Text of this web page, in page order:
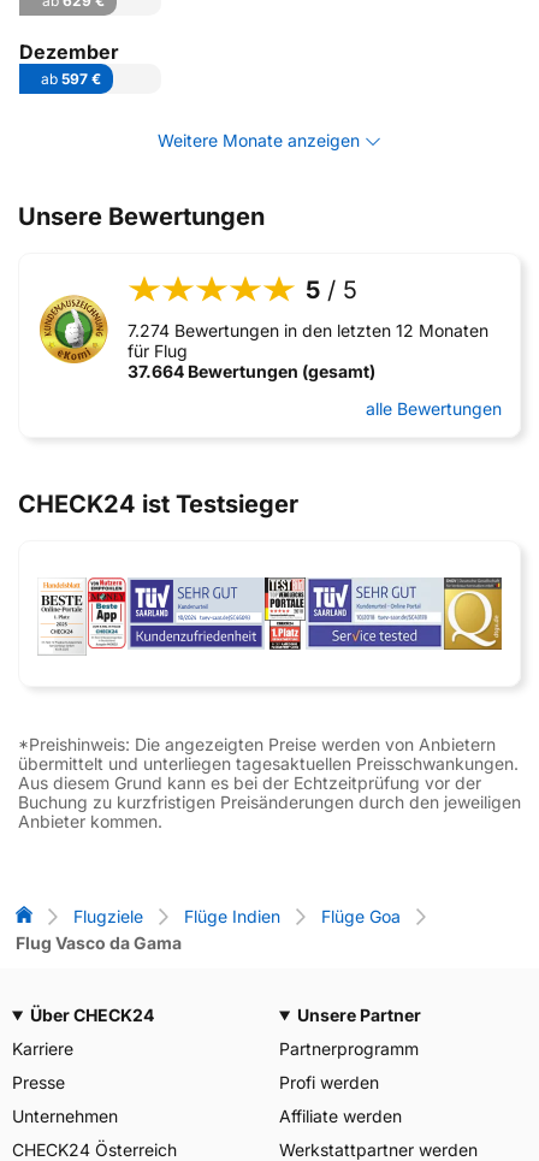
Dezember
ab597 €
Weitere Monate anzeigen
Unsere Bewertungen
5 / 5
7.274 Bewertungen in den letzten 12 Monaten
für Flug
37.664 Bewertungen (gesamt)
alle Bewertungen
CHECK24 ist Testsieger
*Preishinweis: Die angezeigten Preise werden von Anbietern
übermittelt und unterliegen tagesaktuellen Preisschwankungen.
Aus diesem Grund kann es bei der Echtzeitprüfung vor der
Buchung zu kurzfristigen Preisänderungen durch den jeweiligen
Anbieter kommen.
Flug-Vergleich
Flugziele Flüge Indien
Flüge Goa
Flug Vasco da Gama
Über CHECK24
Karriere
Presse
Unternehmen
CHECK24 Österreich
Unsere Partner
Partnerprogramm
Profi werden
Affiliate werden
Werkstattpartner werden